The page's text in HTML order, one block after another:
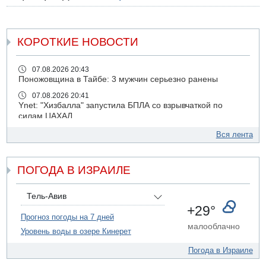
КОРОТКИЕ НОВОСТИ
07.08.2026 20:43
Поножовщина в Тайбе: 3 мужчин серьезно ранены
07.08.2026 20:41
Ynet: "Хизбалла" запустила БПЛА со взрывчаткой по
силам ЦАХАЛ
ДТП в Ашдоде: тяжело ранены двое маленьких детей
07.08.2026 19:14
Скончался водитель, врезавшийся в стену в
Иерусалиме
07.08.2026 17:57
Подозреваемый в домогательствах в хостеле - Гильбоа
Дахан
07.08.2026 17:55
коррупционных отношениях с Йоавом Элиаси
Вся лента
ПОГОДА В ИЗРАИЛЕ
Тель-Авив
Прогноз погоды на 7 дней
Уровень воды в озере Кинерет
+29°
малооблачно
Погода в Израиле